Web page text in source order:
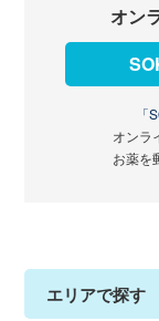
オン
「
オンラ
お薬を
エリアで探す